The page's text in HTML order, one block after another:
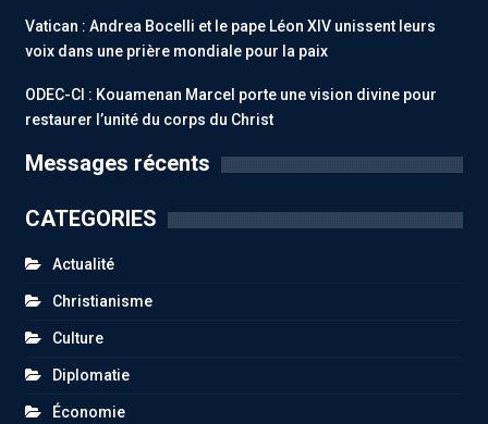
Vatican : Andrea Bocelli et le pape Léon XIV unissent leurs
voix dans une prière mondiale pour la paix
ODEC-CI : Kouamenan Marcel porte une vision divine pour
restaurer l’unité du corps du Christ
Messages récents
CATEGORIES
Actualité
Christianisme
Culture
Diplomatie
Économie